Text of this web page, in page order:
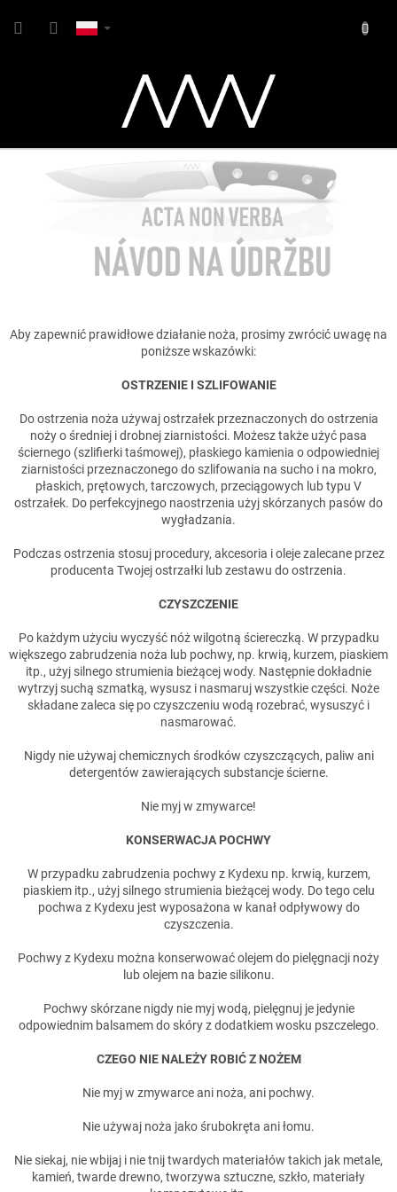
Aby zapewnić prawidłowe działanie noża, prosimy zwrócić uwagę na
poniższe wskazówki:
OSTRZENIE I SZLIFOWANIE
Do ostrzenia noża używaj ostrzałek przeznaczonych do ostrzenia
noży o średniej i drobnej ziarnistości. Możesz także użyć pasa
ściernego (szlifierki taśmowej), płaskiego kamienia o odpowiedniej
ziarnistości przeznaczonego do szlifowania na sucho i na mokro,
płaskich, prętowych, tarczowych, przeciągowych lub typu V
ostrzałek. Do perfekcyjnego naostrzenia użyj skórzanych pasów do
wygładzania.
Podczas ostrzenia stosuj procedury, akcesoria i oleje zalecane przez
producenta Twojej ostrzałki lub zestawu do ostrzenia.
CZYSZCZENIE
Po każdym użyciu wyczyść nóż wilgotną ściereczką. W przypadku
większego zabrudzenia noża lub pochwy, np. krwią, kurzem, piaskiem
itp., użyj silnego strumienia bieżącej wody. Następnie dokładnie
wytrzyj suchą szmatką, wysusz i nasmaruj wszystkie części. Noże
składane zaleca się po czyszczeniu wodą rozebrać, wysuszyć i
nasmarować.
Nigdy nie używaj chemicznych środków czyszczących, paliw ani
detergentów zawierających substancje ścierne.
Nie myj w zmywarce!
KONSERWACJA POCHWY
W przypadku zabrudzenia pochwy z Kydexu np. krwią, kurzem,
piaskiem itp., użyj silnego strumienia bieżącej wody. Do tego celu
pochwa z Kydexu jest wyposażona w kanał odpływowy do
czyszczenia.
Pochwy z Kydexu można konserwować olejem do pielęgnacji noży
lub olejem na bazie silikonu.
Pochwy skórzane nigdy nie myj wodą, pielęgnuj je jedynie
odpowiednim balsamem do skóry z dodatkiem wosku pszczelego.
CZEGO NIE NALEŻY ROBIĆ Z NOŻEM
Nie myj w zmywarce ani noża, ani pochwy.
Nie używaj noża jako śrubokręta ani łomu.
Nie siekaj, nie wbijaj i nie tnij twardych materiałów takich jak metale,
kamień, twarde drewno, tworzywa sztuczne, szkło, materiały